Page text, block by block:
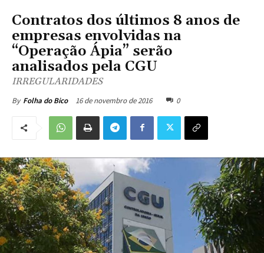
Contratos dos últimos 8 anos de
empresas envolvidas na
“Operação Ápia” serão
analisados pela CGU
IRREGULARIDADES
By Folha do Bico 16 de novembro de 2016 0